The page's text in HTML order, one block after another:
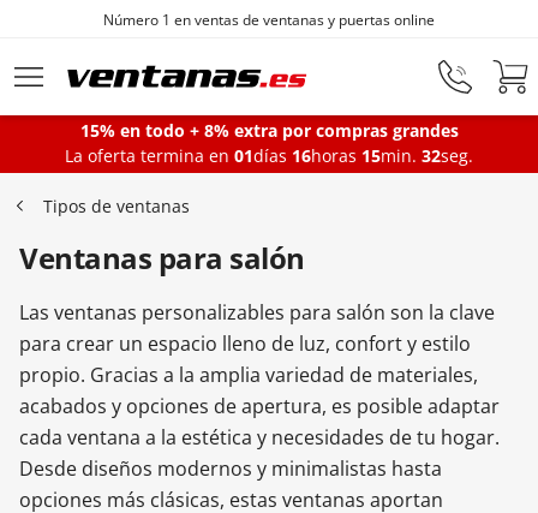
Ir al contenido principal
Número 1 en ventas de ventanas y puertas online
Ventanas
Balconeras
Puertas Entrada
Puertas de garaje
15% en todo + 8% extra por compras grandes
La oferta termina en 01días 16horas 15min. 32seg.
Tipos de ventanas
Ventanas para salón
Las ventanas personalizables para salón son la clave
para crear un espacio lleno de luz, confort y estilo
propio. Gracias a la amplia variedad de materiales,
acabados y opciones de apertura, es posible adaptar
cada ventana a la estética y necesidades de tu hogar.
Desde diseños modernos y minimalistas hasta
opciones más clásicas, estas ventanas aportan